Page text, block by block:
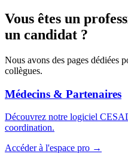
Vous êtes un
un candidat ?
Nous avons des pages dédiées
collègues.
Médecins & Partenaires
Découvrez notre logiciel
coordination.
Accéder à l'espace pro →